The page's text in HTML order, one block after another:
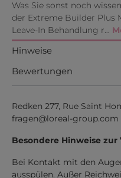
Was Sie sonst noch
der Extreme Builder Plus
Leave-In Behandlung r…
Hinweise
Bewertungen
Redken 277, Rue Saint
fragen@loreal-group.com
Besondere Hinweise
Bei Kontakt mit den
ausspülen. Außer